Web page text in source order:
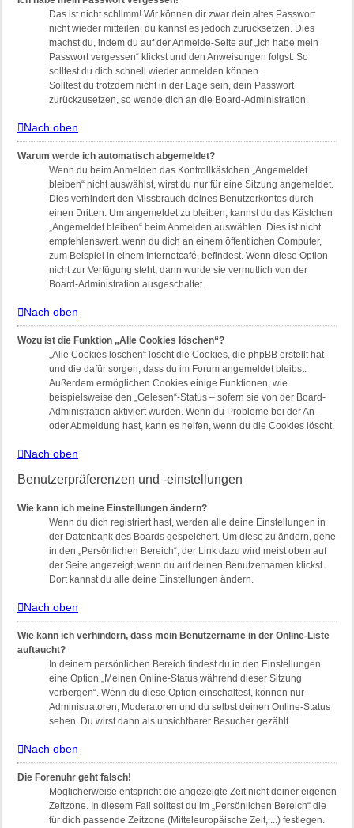
Das ist nicht schlimm! Wir können dir zwar dein altes Passwort
nicht wieder mitteilen, du kannst es jedoch zurücksetzen. Dies
machst du, indem du auf der Anmelde-Seite auf „Ich habe mein
Passwort vergessen“ klickst und den Anweisungen folgst. So
solltest du dich schnell wieder anmelden können.
Solltest du trotzdem nicht in der Lage sein, dein Passwort
zurückzusetzen, so wende dich an die Board-Administration.
Nach oben
Warum werde ich automatisch abgemeldet?
Wenn du beim Anmelden das Kontrollkästchen „Angemeldet
bleiben“ nicht auswählst, wirst du nur für eine Sitzung angemeldet.
Dies verhindert den Missbrauch deines Benutzerkontos durch
einen Dritten. Um angemeldet zu bleiben, kannst du das Kästchen
„Angemeldet bleiben“ beim Anmelden auswählen. Dies ist nicht
empfehlenswert, wenn du dich an einem öffentlichen Computer,
zum Beispiel in einem Internetcafé, befindest. Wenn diese Option
nicht zur Verfügung steht, dann wurde sie vermutlich von der
Board-Administration ausgeschaltet.
Nach oben
Wozu ist die Funktion „Alle Cookies löschen“?
„Alle Cookies löschen“ löscht die Cookies, die phpBB erstellt hat
und die dafür sorgen, dass du im Forum angemeldet bleibst.
Außerdem ermöglichen Cookies einige Funktionen, wie
beispielsweise den „Gelesen“-Status – sofern sie von der Board-
Administration aktiviert wurden. Wenn du Probleme bei der An-
oder Abmeldung hast, kann es helfen, wenn du die Cookies löscht.
Nach oben
Benutzerpräferenzen und -einstellungen
Wie kann ich meine Einstellungen ändern?
Wenn du dich registriert hast, werden alle deine Einstellungen in
der Datenbank des Boards gespeichert. Um diese zu ändern, gehe
in den „Persönlichen Bereich“; der Link dazu wird meist oben auf
der Seite angezeigt, wenn du auf deinen Benutzernamen klickst.
Dort kannst du alle deine Einstellungen ändern.
Nach oben
Wie kann ich verhindern, dass mein Benutzername in der Online-Liste
auftaucht?
In deinem persönlichen Bereich findest du in den Einstellungen
eine Option „Meinen Online-Status während dieser Sitzung
verbergen“. Wenn du diese Option einschaltest, können nur
Administratoren, Moderatoren und du selbst deinen Online-Status
sehen. Du wirst dann als unsichtbarer Besucher gezählt.
Nach oben
Die Forenuhr geht falsch!
Möglicherweise entspricht die angezeigte Zeit nicht deiner eigenen
Zeitzone. In diesem Fall solltest du im „Persönlichen Bereich“ die
für dich passende Zeitzone (Mitteleuropäische Zeit, ...) festlegen.